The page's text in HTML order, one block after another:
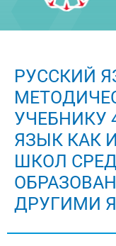
РУССКИЙ
УЧЕБНИКУ
ЯЗЫК КАК
ШКОЛ
ДРУГИМИ